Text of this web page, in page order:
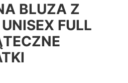
BLUZA Z
FULL